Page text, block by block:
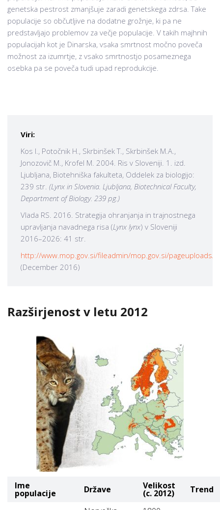
genetska pestrost zmanjšuje zaradi genetskega zdrsa. Take
populacije so občutljive na dodatne grožnje, ki pa ne
predstavljajo problemov za večje populacije. V takih majhnih
populacijah kot je Dinarska, vsaka smrtnost močno poveča
možnost za izumrtje, z vsako smrtnostjo posameznega
osebka pa se poveča tudi upad reprodukcije.
Viri:
Kos I., Potočnik H., Skrbinšek T., Skrbinšek M.A.,
Jonozovič M., Krofel M. 2004. Ris v Sloveniji. 1. izd.
Ljubljana, Biotehniška fakulteta, Oddelek za biologijo:
239 str. (Lynx in Slovenia. Ljubljana, Biotechnical Faculty,
Department of Biology. 239 pg.)
Vlada RS. 2016. Strategija ohranjanja in trajnostnega
upravljanja navadnega risa (Lynx lynx) v Sloveniji
2016–2026: 41 str.
http://www.mop.gov.si/fileadmin/mop.gov.si/pageuploads/
(December 2016)
Razširjenost v letu 2012
Ime
populacije Države Velikost
(c. 2012) Trend